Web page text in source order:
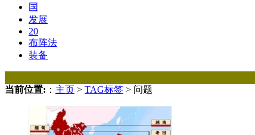
国
发展
20
布阵法
装备
当前位置: ： 主页 > TAG标签 > 问题